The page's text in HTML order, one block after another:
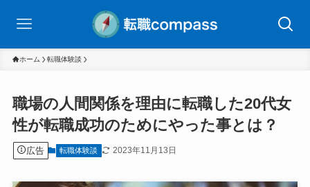
ホーム 転職体験談
職場の人間関係を理由に転職した20代女
性が転職成功のためにやった事とは？
広告 転職体験談 2023年11月13日